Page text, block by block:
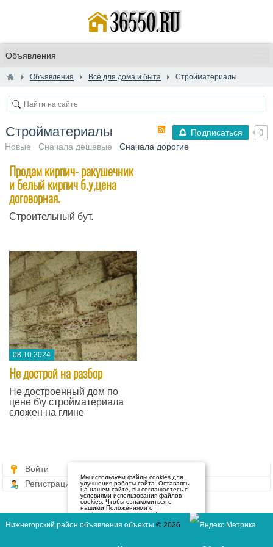
Объявления Всё для дома и быта Стройматериалы
Подписаться 0
Стройматериалы
Новые Сначала дешевые Сначала дорогие
Продам кирпич- ракушечник
и белый кирпич б.у,цена
договорная.
Строительный бут.
08.10.2024
​Не дострой на разбор
Не достроенный дом по
цене б\у стройматериала
сложен на глине
Войти
Регистрация
Мы используем файлы cookies для
улучшения работы сайта. Оставаясь
на нашем сайте, вы соглашаетесь с
условиями использования файлов
cookies. Чтобы ознакомиться с
нашими Положениями о
конфиденциальности и об
нажмите здесь.
Нижнегорский район объявления объекты © 2026